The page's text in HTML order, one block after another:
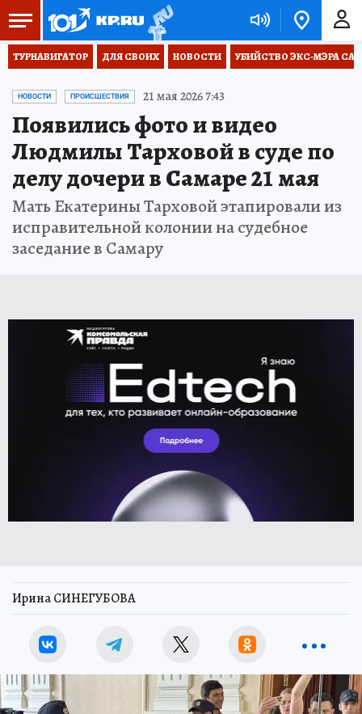
ТУРНАВИГАТОР ДЛЯ СВОИХ НОВОСТИ УБИЙСТВО ЭКС-МЭРА
НОВОСТИ ПРОИСШЕСТВИЯ 21 мая 2026 7:43
Появились фото и видео
Людмилы Тарховой в суде по
делу дочери в Самаре 21 мая
Мать Екатерины Тарховой этапировали из
исправительной колонии на судебное
заседание в Самару
Ирина СИНЕГУБОВА